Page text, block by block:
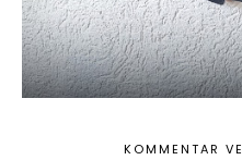
KOMMENTAR